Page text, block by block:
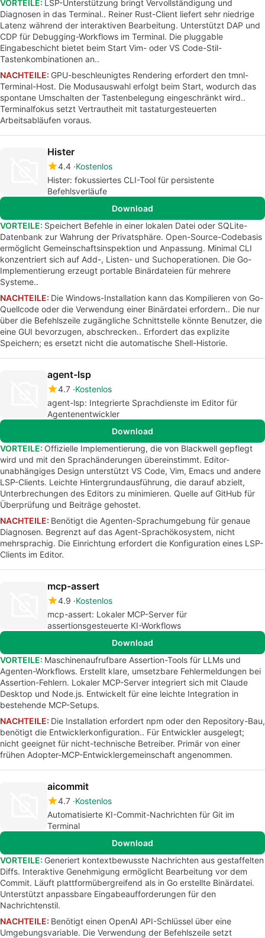
VORTEILE:
LSP-Unterstützung bringt Vervollständigung und
Diagnosen in das Terminal.. Reiner Rust-Client liefert sehr niedrige
Latenz während der interaktiven Bearbeitung. Unterstützt DAP und
CDP für Debugging-Workflows im Terminal. Die pluggable
Eingabeschicht bietet beim Start Vim- oder VS Code-Stil-
Tastenkombinationen an..
NACHTEILE: GPU-beschleunigtes Rendering erfordert den tmnl-
Terminal-Host. Die Modusauswahl erfolgt beim Start, wodurch das
spontane Umschalten der Tastenbelegung eingeschränkt wird..
Terminalfokus setzt Vertrautheit mit tastaturgesteuerten
Arbeitsabläufen voraus.
Hister
4.4 Kostenlos
Hister: fokussiertes CLI-Tool für persistente
Befehlsverläufe
Download
VORTEILE: Speichert Befehle in einer lokalen Datei oder SQLite-
Datenbank zur Wahrung der Privatsphäre. Open-Source-Codebasis
ermöglicht Gemeinschaftsinspektion und Anpassung. Minimal CLI
konzentriert sich auf Add-, Listen- und Suchoperationen. Die Go-
Implementierung erzeugt portable Binärdateien für mehrere
Systeme..
NACHTEILE: Die Windows-Installation kann das Kompilieren von Go-
Quellcode oder die Verwendung einer Binärdatei erfordern.. Die nur
über die Befehlszeile zugängliche Schnittstelle könnte Benutzer, die
eine GUI bevorzugen, abschrecken.. Erfordert das explizite
Speichern; es ersetzt nicht die automatische Shell-Historie.
agent-lsp
4.7 Kostenlos
agent-lsp: Integrierte Sprachdienste im Editor für
Agentenentwickler
Download
VORTEILE: Offizielle Implementierung, die von Blackwell gepflegt
wird und mit den Sprachänderungen übereinstimmt. Editor-
unabhängiges Design unterstützt VS Code, Vim, Emacs und andere
LSP-Clients. Leichte Hintergrundausführung, die darauf abzielt,
Unterbrechungen des Editors zu minimieren. Quelle auf GitHub für
Überprüfung und Beiträge gehostet.
NACHTEILE: Benötigt die Agenten-Sprachumgebung für genaue
Diagnosen. Begrenzt auf das Agent-Sprachökosystem, nicht
mehrsprachig. Die Einrichtung erfordert die Konfiguration eines LSP-
Clients im Editor.
mcp-assert
4.9 Kostenlos
mcp-assert: Lokaler MCP-Server für
assertionsgesteuerte KI-Workflows
Download
VORTEILE: Maschinenaufrufbare Assertion-Tools für LLMs und
Agenten-Workflows. Erstellt klare, umsetzbare Fehlermeldungen bei
Assertion-Fehlern. Lokaler MCP-Server integriert sich mit Claude
Desktop und Node.js. Entwickelt für eine leichte Integration in
bestehende MCP-Setups.
NACHTEILE: Die Installation erfordert npm oder den Repository-Bau,
benötigt die Entwicklerkonfiguration.. Für Entwickler ausgelegt;
nicht geeignet für nicht-technische Betreiber. Primär von einer
frühen Adopter-MCP-Entwicklergemeinschaft angenommen.
aicommit
4.7 Kostenlos
Automatisierte KI-Commit-Nachrichten für Git im
Terminal
Download
VORTEILE: Generiert kontextbewusste Nachrichten aus gestaffelten
Diffs. Interaktive Genehmigung ermöglicht Bearbeitung vor dem
Commit. Läuft plattformübergreifend als in Go erstellte Binärdatei.
Unterstützt anpassbare Eingabeaufforderungen für den
Nachrichtenstil.
NACHTEILE: Benötigt einen OpenAI API-Schlüssel über eine
Umgebungsvariable. Die Verwendung der Befehlszeile setzt